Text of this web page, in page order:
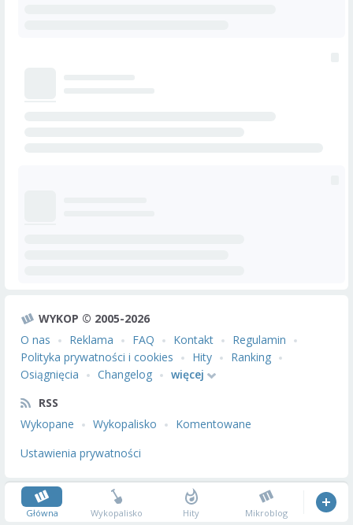
WYKOP © 2005-2026
O nas
Reklama FAQ Kontakt
Regulamin
Polityka prywatności i cookies
Hity
Ranking
Osiągnięcia
Changelog
więcej
RSS
Wykopane
Wykopalisko
Komentowane
Ustawienia prywatności
Główna Wykopalisko Hity Mikroblog